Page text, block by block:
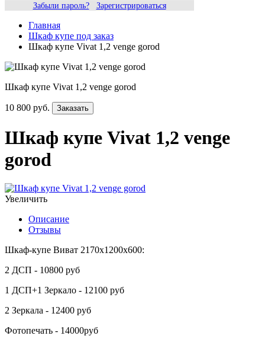
Забыли пароль?
Зарегистрироваться
Главная
Шкаф купе под заказ
Шкаф купе Vivat 1,2 venge gorod
Шкаф купе Vivat 1,2 venge gorod
10 800 руб. Заказать
Шкаф купе Vivat 1,2 venge
gorod
Увеличить
Описание
Отзывы
Шкаф-купе Виват 2170х1200х600:
2 ДСП - 10800 руб
1 ДСП+1 Зеркало - 12100 руб
2 Зеркала - 12400 руб
Фотопечать - 14000руб